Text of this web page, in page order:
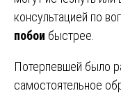
консультацией по
побои быстрее.
Потерпевшей было
самостоятельное